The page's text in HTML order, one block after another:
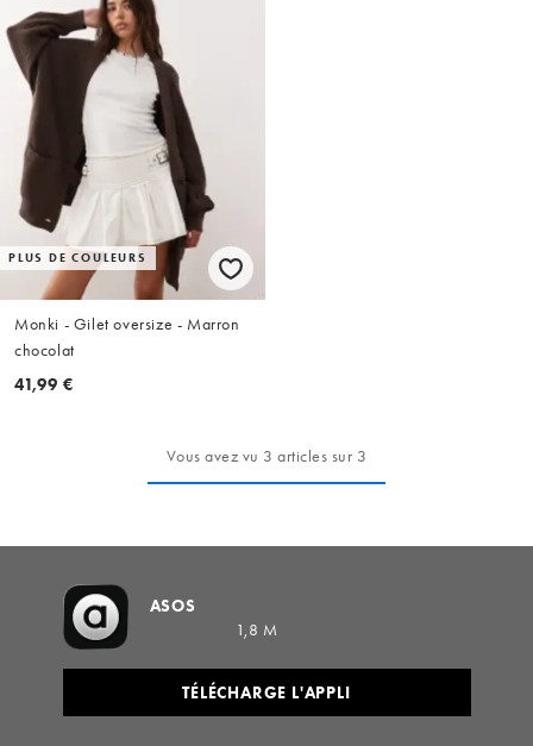
PLUS DE COULEURS
Monki - Gilet oversize - Marron
chocolat
41,99 €
Vous avez vu 3 articles sur 3
ASOS
1,8 M
TÉLÉCHARGE L'APPLI